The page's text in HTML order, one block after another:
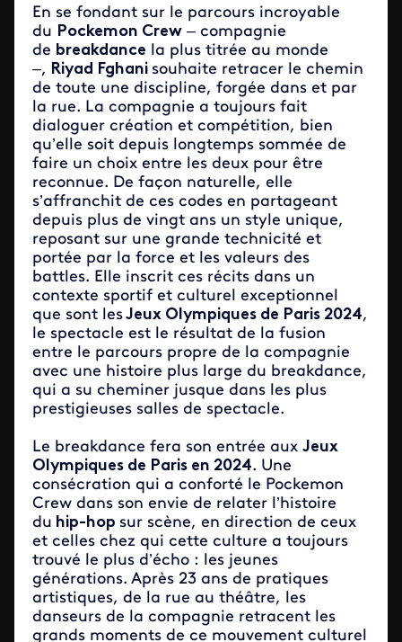
En se fondant sur le parcours incroyable
du Pockemon Crew – compagnie
de breakdance la plus titrée au monde
–, Riyad Fghani souhaite retracer le chemin
de toute une discipline, forgée dans et par
la rue. La compagnie a toujours fait
dialoguer création et compétition, bien
qu’elle soit depuis longtemps sommée de
faire un choix entre les deux pour être
reconnue. De façon naturelle, elle
s’affranchit de ces codes en partageant
depuis plus de vingt ans un style unique,
reposant sur une grande technicité et
portée par la force et les valeurs des
battles. Elle inscrit ces récits dans un
contexte sportif et culturel exceptionnel
que sont lesJeux Olympiques de Paris 2024,
le spectacle est le résultat de la fusion
entre le parcours propre de la compagnie
avec une histoire plus large du breakdance,
qui a su cheminer jusque dans les plus
prestigieuses salles de spectacle.
Le breakdance fera son entrée aux Jeux
Olympiques de Paris en 2024. Une
consécration qui a conforté le Pockemon
Crew dans son envie de relater l’histoire
du hip-hop sur scène, en direction de ceux
et celles chez qui cette culture a toujours
trouvé le plus d’écho : les jeunes
générations. Après 23 ans de pratiques
artistiques, de la rue au théâtre, les
danseurs de la compagnie retracent les
grands moments de ce mouvement culturel